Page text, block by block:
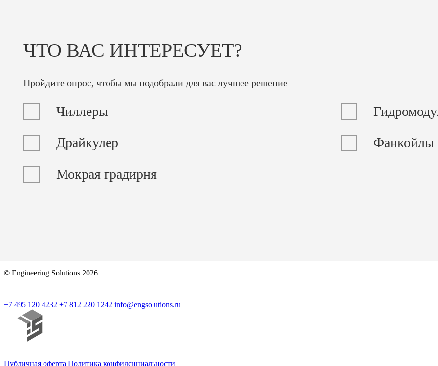
ЧТО ВАС ИНТЕРЕСУЕТ?
Пройдите опрос, чтобы мы подобрали для вас лучшее решение
Чиллеры
Драйкулер Фанкойлы
Мокрая градирня
© Engineering Solutions 2026
+7 495 120 4232 +7 812 220 1242 info@engsolutions.ru
Публичная оферта Политика конфиденциальности